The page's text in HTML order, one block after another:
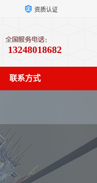
资质认证
13248018682
联系方式